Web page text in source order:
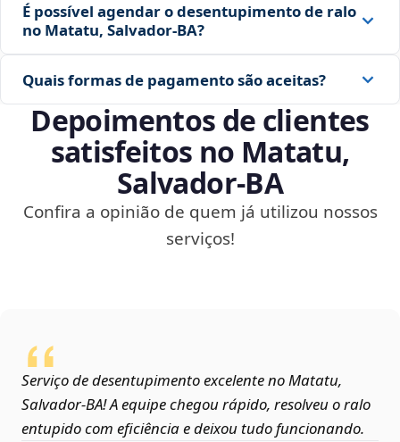
É possível agendar o desentupimento de ralo
no Matatu, Salvador‑BA?
Quais formas de pagamento são aceitas?
Depoimentos de clientes
satisfeitos no Matatu,
Salvador‑BA
Confira a opinião de quem já utilizou nossos
serviços!
Serviço de desentupimento excelente no Matatu,
Salvador‑BA! A equipe chegou rápido, resolveu o ralo
entupido com eficiência e deixou tudo funcionando.